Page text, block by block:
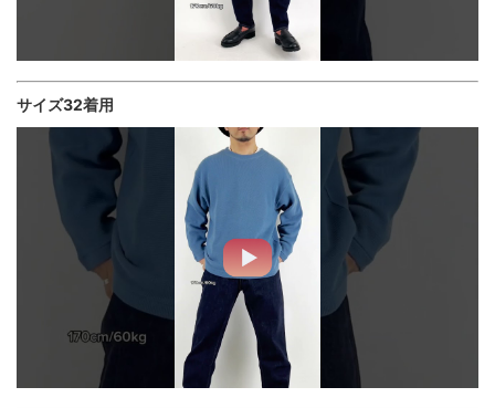
サイズ32着用